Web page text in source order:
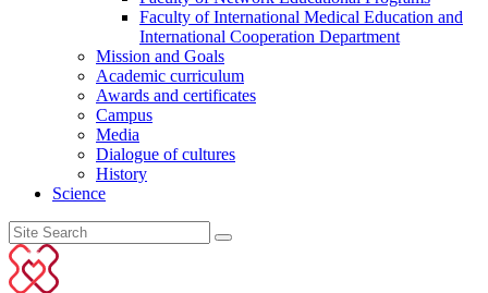
Faculty of International Medical Education and
International Cooperation Department
Mission and Goals
Academic curriculum
Awards and certificates
Campus
Media
Dialogue of cultures
History
Science